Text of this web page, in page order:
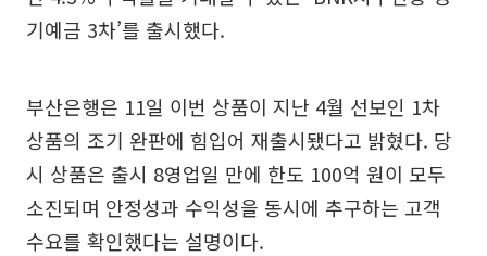
기예금 3차’를 출시했다.
부산은행은 11일 이번 상품이 지난 4월 선보인 1차
상품의 조기 완판에 힘입어 재출시됐다고 밝혔다. 당
시 상품은 출시 8영업일 만에 한도 100억 원이 모두
소진되며 안정성과 수익성을 동시에 추구하는 고객
수요를 확인했다는 설명이다.